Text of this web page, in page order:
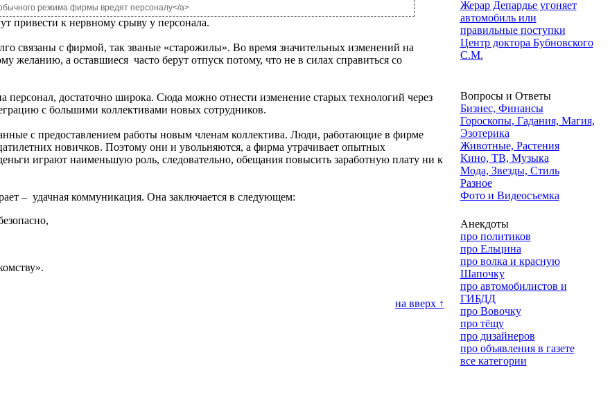
режима фирмы вредят персоналу</a>
привести к нервному срыву у персонала.
связаны с фирмой, так званые «старожилы». Во время значительных изменений на
желанию, а оставшиеся часто берут отпуск потому, что не в силах справиться со
достаточно широка. Сюда можно отнести изменение старых технологий через
с большими коллективами новых сотрудников.
с предоставлением работы новым членам коллектива. Люди, работающие в фирме
новичков. Поэтому они и увольняются, а фирма утрачивает опытных
играют наименьшую роль, следовательно, обещания повысить заработную плату ни к
– удачная коммуникация. Она заключается в следующем:
на вверх ↑
Жерар Депардье угоняет
автомобиль или
правильные поступки
Центр доктора Бубновского
С.М.
Вопросы и Ответы
Бизнес, Финансы
Гороскопы, Гадания, Магия,
Эзотерика
Животные, Растения
Кино, ТВ, Музыка
Мода, Звезды, Стиль
Разное
Фото и Видеосъемка
Анекдоты
про политиков
про Ельцина
про волка и красную
Шапочку
про автомобилистов и
ГИБДД
про Вовочку
про тёщу
про дизайнеров
про объявления в газете
все категории